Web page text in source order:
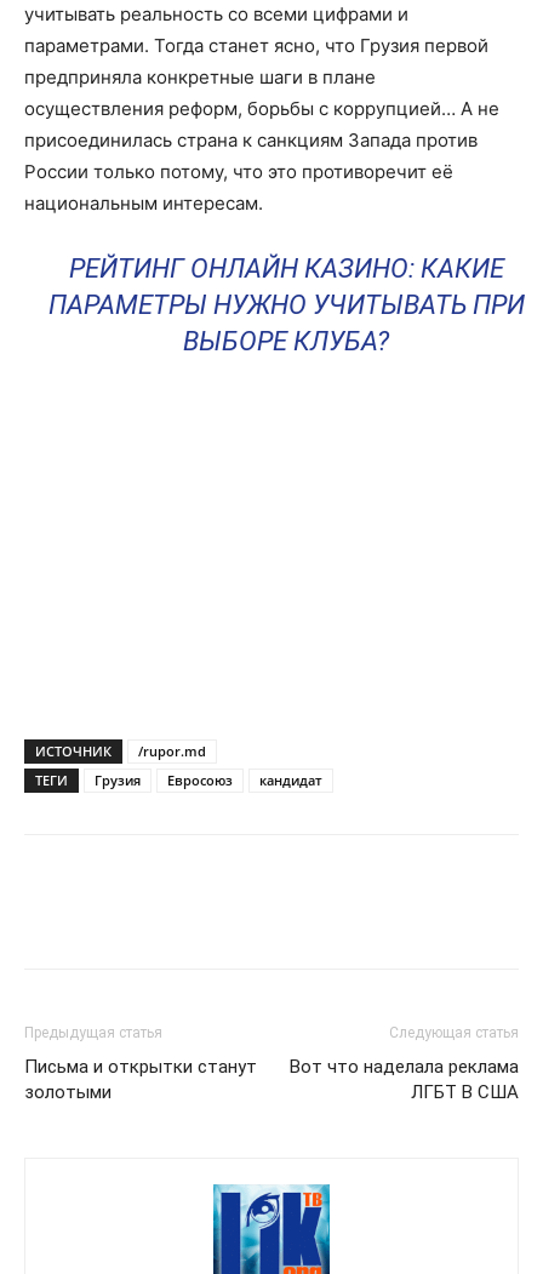
учитывать реальность со всеми цифрами и
параметрами. Тогда станет ясно, что Грузия первой
предприняла конкретные шаги в плане
осуществления реформ, борьбы с коррупцией… А не
присоединилась страна к санкциям Запада против
России только потому, что это противоречит её
национальным интересам.
РЕЙТИНГ ОНЛАЙН КАЗИНО: КАКИЕ
ПАРАМЕТРЫ НУЖНО УЧИТЫВАТЬ ПРИ
ВЫБОРЕ КЛУБА?
ИСТОЧНИК
/rupor.md
ТЕГИ
Грузия Евросоюз кандидат
Предыдущая статья
Письма и открытки станут
золотыми
Следующая статья
Вот что наделала реклама
ЛГБТ В США